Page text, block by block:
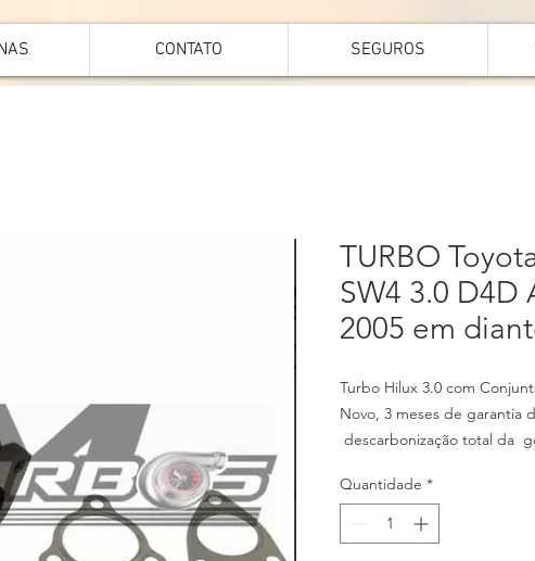
TURBO
SW4 3.0 D4D
2005 em
Turbo Hilux 3.0 com
Novo, 3 meses de garantia
descarbonização total da
regulagens padrão de
Obs: Turbo a base de troca
Quantidade *
SEGUROS
CONTATO